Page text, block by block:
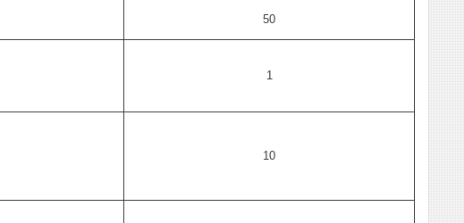
50
1
10